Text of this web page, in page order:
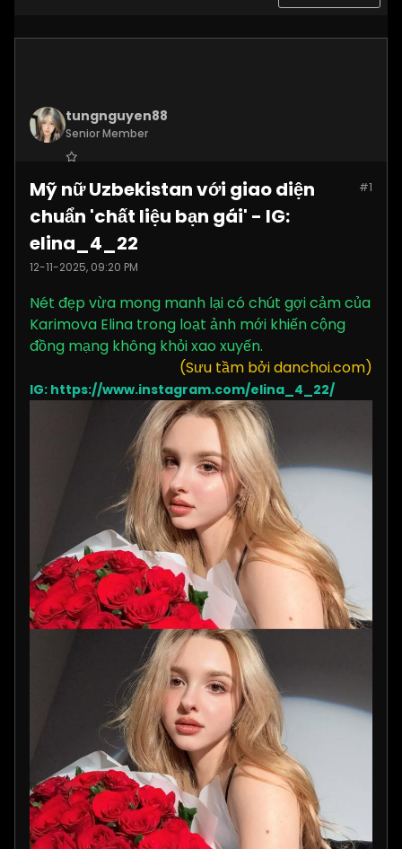
tungnguyen88
Senior Member
Posts:3619 #1
Mỹ nữ Uzbekistan với giao diện
chuẩn 'chất liệu bạn gái' - IG:
elina_4_22
12-11-2025, 09:20 PM
Nét đẹp vừa mong manh lại có chút gợi cảm của
Karimova Elina trong loạt ảnh mới khiến cộng
đồng mạng không khỏi xao xuyến.
(Sưu tầm bởi danchoi.com)
IG: https://www.instagram.com/elina_4_22/